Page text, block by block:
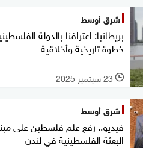
شرق أوسط
بريطانيا: اعترافنا بالدولة
خطوة تاريخية وأخلاقية
l 23 سبتمبر 2025
شرق أوسط
فيديو.. رفع علم فلسطين على
البعثة الفلسطينية في لندن